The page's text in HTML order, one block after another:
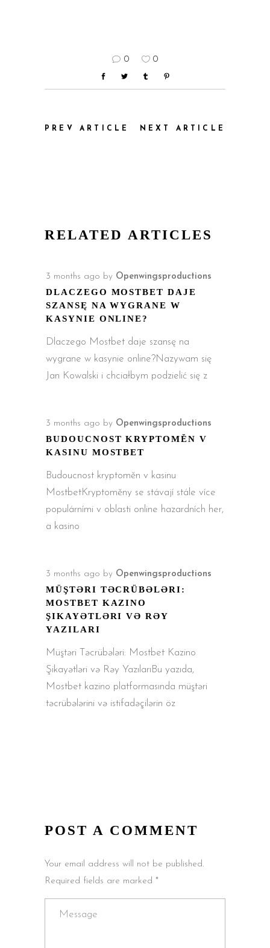
0 0
PREV ARTICLE NEXT ARTICLE
RELATED ARTICLES
3 months ago by Openwingsproductions
DLACZEGO MOSTBET DAJE
SZANSĘ NA WYGRANE W
KASYNIE ONLINE?
Dlaczego Mostbet daje szansę na
wygrane w kasynie online?Nazywam się
Jan Kowalski i chciałbym podzielić się z
3 months ago by Openwingsproductions
BUDOUCNOST KRYPTOMĚN V
KASINU MOSTBET
Budoucnost kryptoměn v kasinu
MostbetKryptoměny se stávají stále více
populárními v oblasti online hazardních her,
a kasino
3 months ago by Openwingsproductions
MÜŞTƏRI TƏCRÜBƏLƏRI:
MOSTBET KAZINO
ŞIKAYƏTLƏRI VƏ RƏY
YAZILARI
Müştəri Təcrübələri: Mostbet Kazino
Şikayətləri və Rəy YazılarıBu yazıda,
Mostbet kazino platformasında müştəri
təcrübələrini və istifadəçilərin öz
POST A COMMENT
Your email address will not be published.
Required fields are marked *